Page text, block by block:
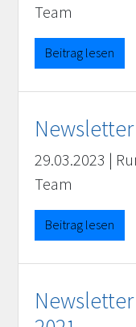
Team
Beitrag lesen
29.03.2023 |
Team
Beitrag lesen